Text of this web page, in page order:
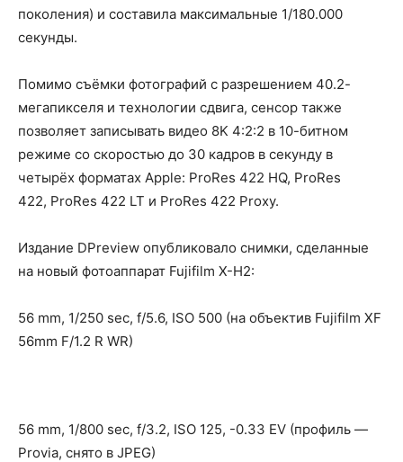
поколения) и составила максимальные 1/180.000
секунды.
Помимо съёмки фотографий с разрешением 40.2-
мегапикселя и технологии сдвига, сенсор также
позволяет записывать видео 8K 4:2:2 в 10-битном
режиме со скоростью до 30 кадров в секунду в
четырёх форматах Apple: ProRes 422 HQ, ProRes
422, ProRes 422 LT и ProRes 422 Proxy.
Издание DPreview опубликовало снимки, сделанные
на новый фотоаппарат Fujifilm X-H2:
56 mm, 1/250 sec, f/5.6, ISO 500 (на объектив Fujifilm XF
56mm F/1.2 R WR)
56 mm, 1/800 sec, f/3.2, ISO 125, -0.33 EV (профиль —
Provia, снято в JPEG)